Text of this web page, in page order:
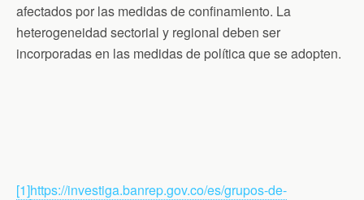
afectados por las medidas de confinamiento. La
heterogeneidad sectorial y regional deben ser
incorporadas en las medidas de política que se adopten.
[1]https://investiga.banrep.gov.co/es/grupos-de-